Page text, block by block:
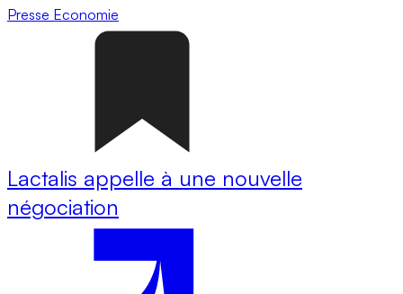
Presse Economie
Lactalis appelle à une nouvelle
négociation